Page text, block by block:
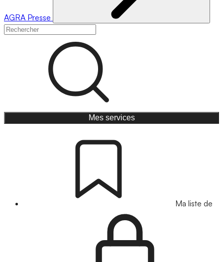
AGRA Presse
Mes services
Ma liste de